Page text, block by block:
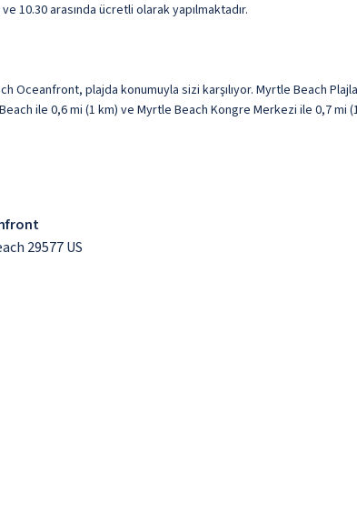
10.30 arasında ücretli olarak yapılmaktadır.
Oceanfront, plajda konumuyla sizi karşılıyor. Myrtle Beach
ile 0,6 mi (1 km) ve Myrtle Beach Kongre Merkezi ile 0,7 mi
29577 US